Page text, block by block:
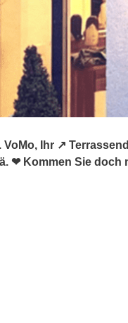
Ihr ↗️
❤ Kommen Sie doch